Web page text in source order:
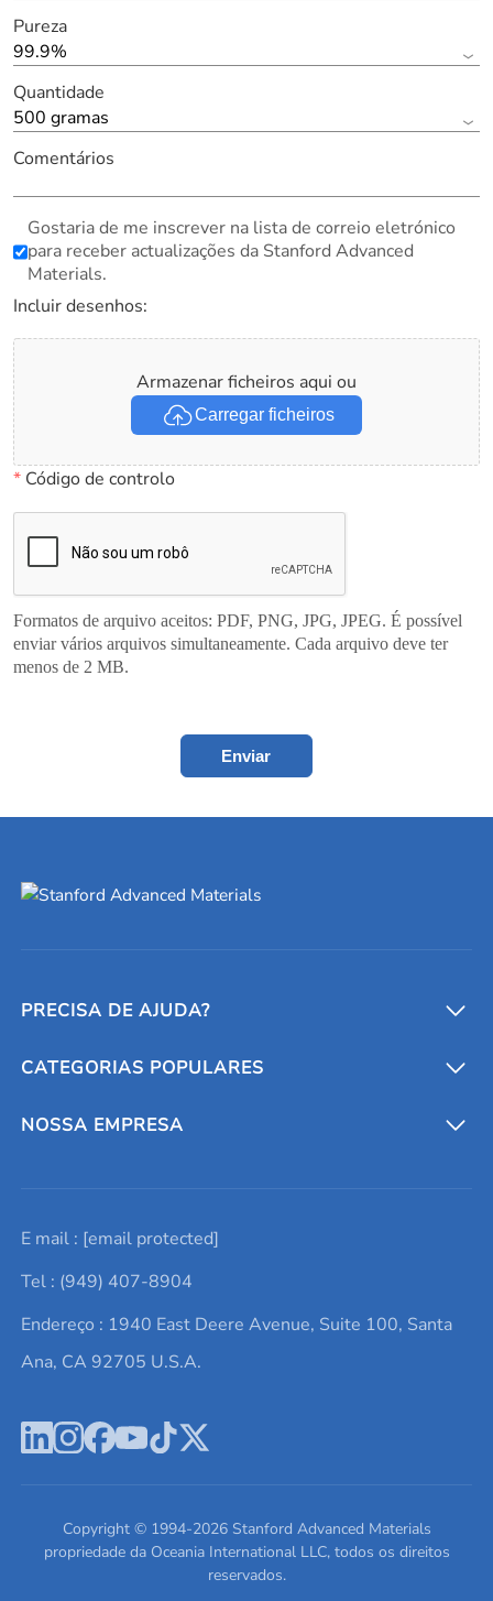
Pureza
99.9%
Quantidade
500 gramas
Comentários
Gostaria de me inscrever na lista de correio eletrónico
para receber actualizações da Stanford Advanced
Materials.
Incluir desenhos:
Armazenar ficheiros aqui ou
Carregar ficheiros
*Código de controlo
Formatos de arquivo aceitos: PDF, PNG, JPG, JPEG. É possível
enviar vários arquivos simultaneamente. Cada arquivo deve ter
menos de 2 MB.
Enviar
PRECISA DE AJUDA?
Conversores e calculadoras
Entre em contato conosco
Lista de consultas
Termos e Condições
Política de Privacidade
CATEGORIAS POPULARES
Metais refratários
Elementos de terras raras
Alvos de pulverização catódica
Ácido hialurônico
NOSSA EMPRESA
Promoções atuais
Notícias e blogs
Estudos de caso
Escreva para nós
E mail : [email protected]
Tel : (949) 407-8904
Endereço : 1940 East Deere Avenue, Suite 100, Santa
Ana, CA 92705 U.S.A.
Copyright © 1994-2026Stanford Advanced Materials
propriedade da Oceania International LLC, todos os direitos
reservados.